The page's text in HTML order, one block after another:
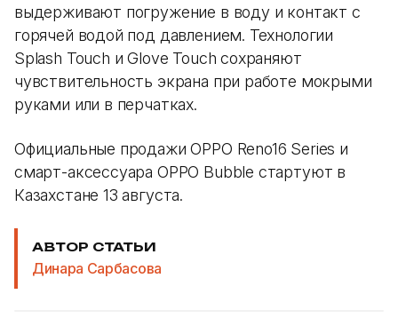
выдерживают погружение в воду и контакт с
горячей водой под давлением. Технологии
Splash Touch и Glove Touch сохраняют
чувствительность экрана при работе мокрыми
руками или в перчатках.
Официальные продажи OPPO Reno16 Series и
смарт-аксессуара OPPO Bubble стартуют в
Казахстане 13 августа.
АВТОР СТАТЬИ
Динара Сарбасова